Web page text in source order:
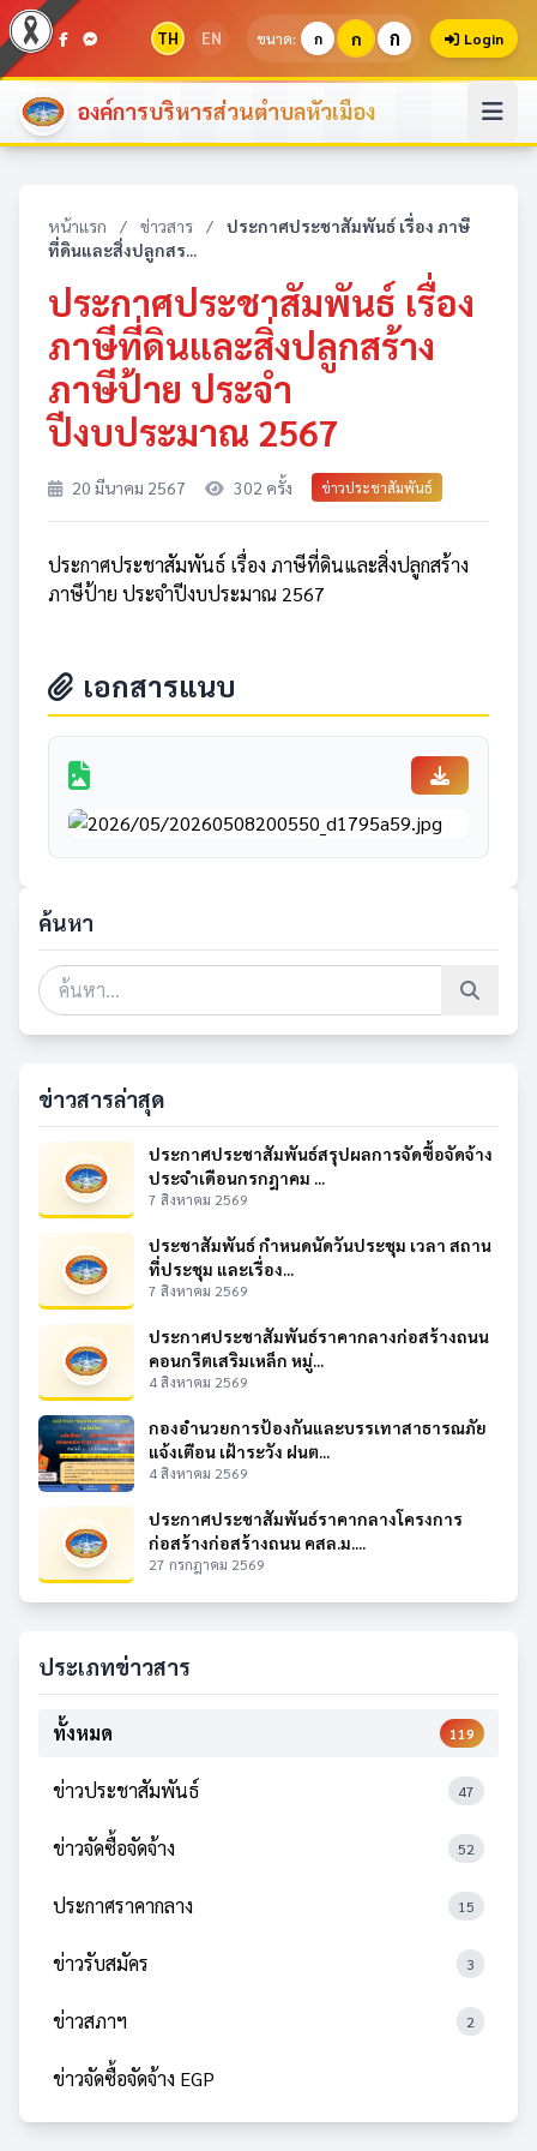
TH EN ขนาด: ก ก ก Login
องค์การบริหารส่วนตำบลหัวเมือง
หน้าแรก / ข่าวสาร /
ประกาศประชาสัมพันธ์ เรื่อง ภาษี
ที่ดินและสิ่งปลูกสร...
ประกาศประชาสัมพันธ์ เรื่อง
ภาษีที่ดินและสิ่งปลูกสร้าง
ภาษีป้าย ประจำ
ปีงบประมาณ 2567
20 มีนาคม 2567 302 ครั้ง ข่าวประชาสัมพันธ์
ประกาศประชาสัมพันธ์ เรื่อง ภาษีที่ดินและสิ่งปลูกสร้าง
ภาษีป้าย ประจำปีงบประมาณ 2567
เอกสารแนบ
ค้นหา
ข่าวสารล่าสุด
ประกาศประชาสัมพันธ์สรุปผลการจัดซื้อจัดจ้าง
ประจำเดือนกรกฎาคม ...
7 สิงหาคม 2569
ประชาสัมพันธ์ กำหนดนัดวันประชุม เวลา สถาน
ที่ประชุม และเรื่อง...
7 สิงหาคม 2569
ประกาศประชาสัมพันธ์ราคากลางก่อสร้างถนน
คอนกรีตเสริมเหล็ก หมู่...
4 สิงหาคม 2569
กองอำนวยการป้องกันและบรรเทาสาธารณภัย
แจ้งเตือน เฝ้าระวัง ฝนต...
4 สิงหาคม 2569
ประกาศประชาสัมพันธ์ราคากลางโครงการ
ก่อสร้างก่อสร้างถนน คสล.ม....
27 กรกฎาคม 2569
ประเภทข่าวสาร
ทั้งหมด 119
ข่าวประชาสัมพันธ์ 47
ข่าวจัดซื้อจัดจ้าง 52
ประกาศราคากลาง 15
ข่าวรับสมัคร 3
ข่าวสภาฯ 2
ข่าวจัดซื้อจัดจ้าง EGP